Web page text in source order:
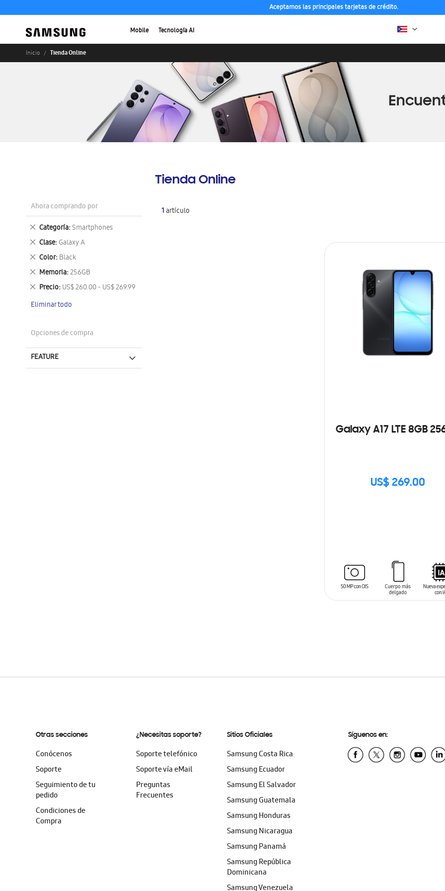
Aceptamos las principales tarjetas de crédito.
Mobile Tecnología AI
Inicio Tienda Online
Tienda Online
1artículo
Galaxy A17 LTE 8GB
US$ 269.00
SIN
Ahora comprando por
Categoría Smartphones
Eliminar
este
artículo
Clase Galaxy A
Eliminar
este
artículo
Color Black
Eliminar
este
artículo
Memoria 256GB
Eliminar
este
artículo
Precio US$ 260.00 - US$ 269.99
Eliminar
artículo
Eliminar todo
Opciones de compra
FEATURE
Otras secciones
Conócenos
Soporte
Seguimiento de tu
pedido
Condiciones de
Compra
¿Necesitas soporte?
Soporte telefónico
Soporte vía eMail
Preguntas
Frecuentes
Sitios Oficiales
Samsung Costa Rica
Samsung Ecuador
Samsung El Salvador
Samsung Guatemala
Samsung Honduras
Samsung Nicaragua
Samsung Panamá
Samsung República
Dominicana
Samsung Venezuela
Síguenos en: